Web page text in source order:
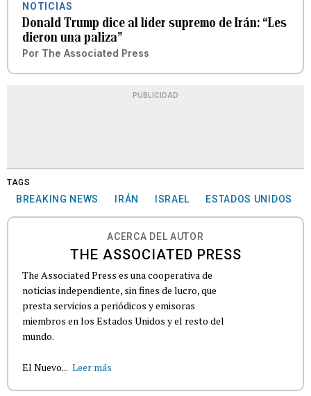
NOTICIAS
Donald Trump dice al líder supremo de Irán: “Les
dieron una paliza”
Por The Associated Press
PUBLICIDAD
TAGS
BREAKING NEWS IRÁN ISRAEL ESTADOS UNIDOS
ACERCA DEL AUTOR
THE ASSOCIATED PRESS
The Associated Press es una cooperativa de
noticias independiente, sin fines de lucro, que
presta servicios a periódicos y emisoras
miembros en los Estados Unidos y el resto del
mundo.
El Nuevo... Leer más